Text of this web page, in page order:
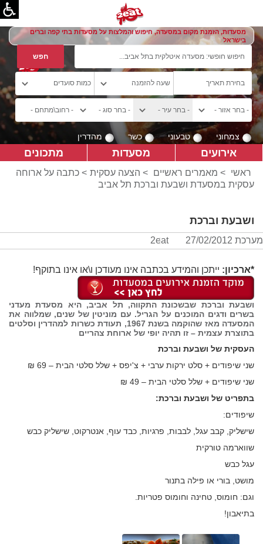
מסעדות, הזמנת מקום במסעדה, חיפוש והמלצות על מסעדות בתי קפה וברים
בישראל
צמחוני טבעוני כשר מהדרין
אירועים מסעדות מתכונים
ראשי > מאמרים ראשיים > הצעה עסקית > כתבה על ארוחה
עסקית במסעדת ושבעת וברכת תל אביב
ושבעת וברכת
מערכת 2eat 27/02/2012
*ארכיון: ייתכן והמידע בכתבה אינו מעודכן ו\או אינו בתוקף!
ושבעת וברכת שבשכונת התקווה, תל אביב, היא מסעדת מעדני
בשרים ודגים המוכנים על הגריל. עם מוניטין של שנים, שמלווה את
המסעדה מאז שהוקמה בשנת 1967, תעודת כשרות למהדרין וסלטים
בתוצרת עצמית – זו תהיה יופי של ארוחת צהריים
העסקית של ושבעת וברכת
שני שיפודים + סלט ירקות ערבי + צ'יפס + שלל סלטי הבית – 69 ₪
שני שיפודים + שלל סלטי הבית – 49 ₪
בתפריט של ושבעת וברכת:
שיפודים:
שישליק, קבב עגל, לבבות, פרגיות, כבד עוף, אנטרקוט, שישליק כבש
שווארמה טורקית
עגל כבש
מושט, בורי או פילה בתנור
וגם: חומוס, טחינה וחומוס פטריות.
בתיאבון!